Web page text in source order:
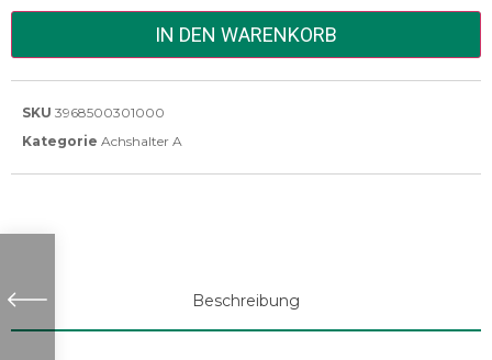
IN DEN WARENKORB
SKU 3968500301000
Kategorie Achshalter A
Beschreibung